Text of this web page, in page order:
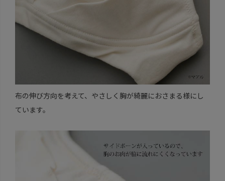
布の伸び方向を考えて、やさしく胸が綺麗におさまる様にし
ています。